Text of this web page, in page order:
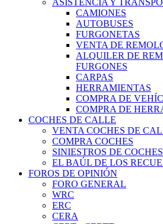
ASISTENCIA Y
CAMIONES
AUTOBUSES
FURGONETAS
VENTA DE
ALQUILER DE
FURGONES
CARPAS
HERRAMIENTAS
COMPRA DE
COMPRA DE
COCHES DE CALLE
VENTA COCHES DE
COMPRA COCHES
SINIESTROS DE COCHES
EL BAÚL DE LOS
FOROS DE OPINIÓN
FORO GENERAL
WRC
ERC
CERA